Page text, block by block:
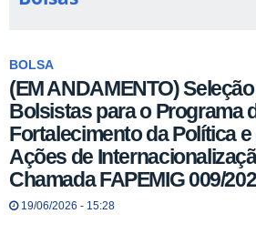
BOLSA
(EM ANDAMENTO)
Bolsistas para o Programa
Fortalecimento da Política e
Ações de
Chamada FAPEMIG 009/
19/06/2026 - 15:28